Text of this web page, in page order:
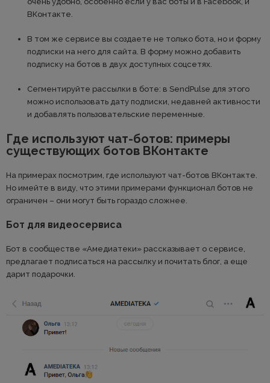
ВКонтакте.
В том же сервисе вы создаете не только бота, но и форму
подписки на него для сайта. В форму можно добавить
подписку на ботов в двух доступных соцсетях.
Сегментируйте рассылки в боте: в SendPulse для этого
можно использовать дату подписки, недавней активности
и добавлять пользовательские переменные.
Где используют чат-ботов: примеры
существующих ботов ВКонтакте
На примерах посмотрим, где используют чат-ботов ВКонтакте.
Но имейте в виду, что этими примерами функционал ботов не
ограничен – они могут быть гораздо сложнее.
Бот для видеосервиса
Бот в сообществе «Амедиатеки» рассказывает о сервисе,
предлагает подписаться на рассылку и почитать блог, а еще
дарит подарочки.